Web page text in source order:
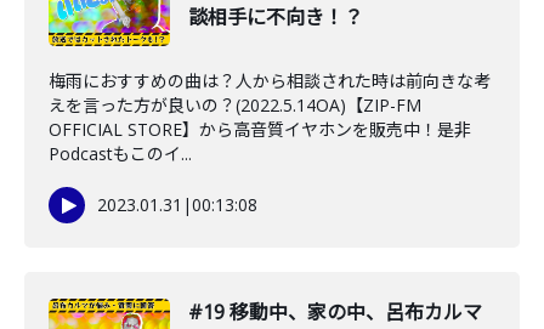
談相手に不向き！？
梅雨におすすめの曲は？人から相談された時は前向きな考
えを言った方が良いの？(2022.5.14OA)【ZIP-FM
OFFICIAL STORE】から高音質イヤホンを販売中！是非
Podcastもこのイ...
2023.01.31 |00:13:08
#19 移動中、家の中、呂布カルマ